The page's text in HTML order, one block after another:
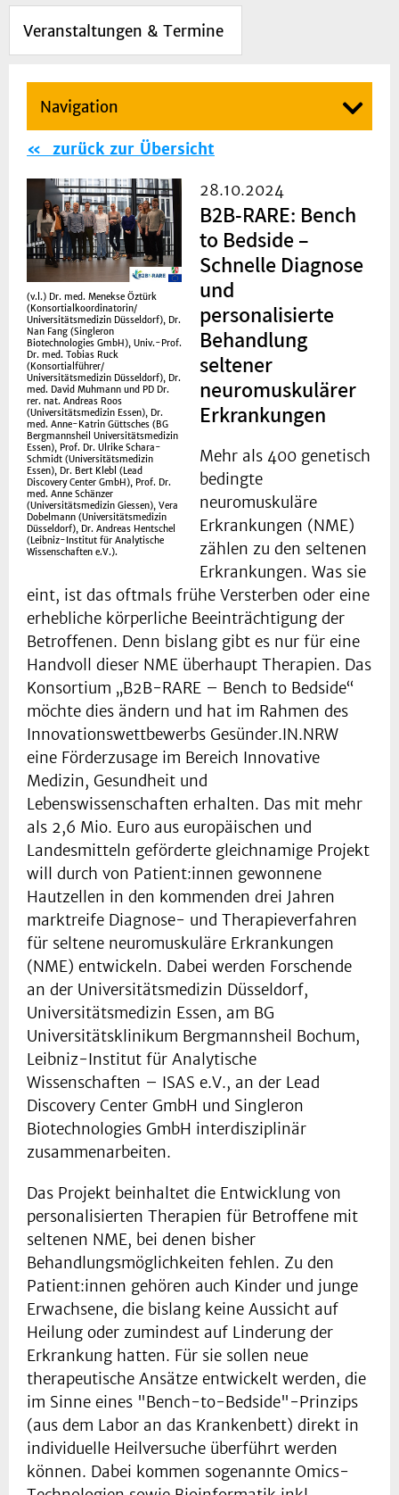
Veranstaltungen & Termine
Navigation
zurück zur Übersicht
(v.l.) Dr. med. Menekse Öztürk
(Konsortialkoordinatorin/
Universitätsmedizin Düsseldorf), Dr.
Nan Fang (Singleron
Biotechnologies GmbH), Univ.-Prof.
Dr. med. Tobias Ruck
(Konsortialführer/
Universitätsmedizin Düsseldorf), Dr.
med. David Muhmann und PD Dr.
rer. nat. Andreas Roos
(Universitätsmedizin Essen), Dr.
med. Anne-Katrin Güttsches (BG
Bergmannsheil Universitätsmedizin
Essen), Prof. Dr. Ulrike Schara-
Schmidt (Universitätsmedizin
Essen), Dr. Bert Klebl (Lead
Discovery Center GmbH), Prof. Dr.
med. Anne Schänzer
(Universitätsmedizin Giessen), Vera
Dobelmann (Universitätsmedizin
Düsseldorf), Dr. Andreas Hentschel
(Leibniz-Institut für Analytische
Wissenschaften e.V.).
28.10.2024
B2B-RARE: Bench
to Bedside –
Schnelle Diagnose
und
personalisierte
Behandlung
seltener
neuromuskulärer
Erkrankungen
Mehr als 400 genetisch
bedingte
neuromuskuläre
Erkrankungen (NME)
zählen zu den seltenen
Erkrankungen. Was sie
eint, ist das oftmals frühe Versterben oder eine
erhebliche körperliche Beeinträchtigung der
Betroffenen. Denn bislang gibt es nur für eine
Handvoll dieser NME überhaupt Therapien. Das
Konsortium „B2B-RARE – Bench to Bedside“
möchte dies ändern und hat im Rahmen des
Innovationswettbewerbs Gesünder.IN.NRW
eine Förderzusage im Bereich Innovative
Medizin, Gesundheit und
Lebenswissenschaften erhalten. Das mit mehr
als 2,6 Mio. Euro aus europäischen und
Landesmitteln geförderte gleichnamige Projekt
will durch von Patient:innen gewonnene
Hautzellen in den kommenden drei Jahren
marktreife Diagnose- und Therapieverfahren
für seltene neuromuskuläre Erkrankungen
(NME) entwickeln. Dabei werden Forschende
an der Universitätsmedizin Düsseldorf,
Universitätsmedizin Essen, am BG
Universitätsklinikum Bergmannsheil Bochum,
Leibniz-Institut für Analytische
Wissenschaften – ISAS e.V., an der Lead
Discovery Center GmbH und Singleron
Biotechnologies GmbH interdisziplinär
zusammenarbeiten.
Das Projekt beinhaltet die Entwicklung von
personalisierten Therapien für Betroffene mit
seltenen NME, bei denen bisher
Behandlungsmöglichkeiten fehlen. Zu den
Patient:innen gehören auch Kinder und junge
Erwachsene, die bislang keine Aussicht auf
Heilung oder zumindest auf Linderung der
Erkrankung hatten. Für sie sollen neue
therapeutische Ansätze entwickelt werden, die
im Sinne eines "Bench-to-Bedside"-Prinzips
(aus dem Labor an das Krankenbett) direkt in
individuelle Heilversuche überführt werden
können. Dabei kommen sogenannte Omics-